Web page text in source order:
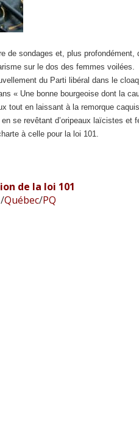
de sondages et, plus
sur le dos des femmes voilées.
du Parti libéral dans le
« Une bonne bourgeoise dont la
tout en laissant à la remorque
se revêtant d’oripeaux laïcistes
à celle pour la loi 101.
de la loi 101
/Québec/PQ